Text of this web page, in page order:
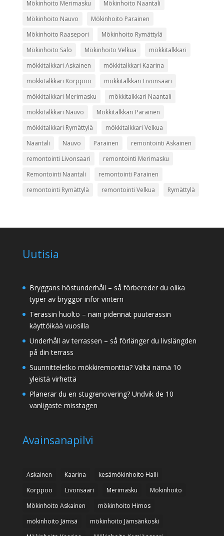
Mökinhoito Merimasku
Mökinhoito Naantali
Mökinhoito Nauvo
Mökinhoito Parainen
Mökinhoito Raasepori
Mökinhoito Rymättylä
Mökinhoito Salo
Mökinhoito Velkua
mökkitalkkari
mökkitalkkari Askainen
mökkitalkkari Kaarina
mökkitalkkari Korppoo
mökkitalkkari Livonsaari
mökkitalkkari Merimasku
mökkitalkkari Naantali
mökkitalkkari Nauvo
Mökkitalkkari Parainen
mökkitalkkari Rymättylä
mökkitalkkari Velkua
Naantali
Nauvo Parainen
remontointi Askainen
remontointi Livonsaari
remontointi Merimasku
Remontointi Naantali
remontointi Parainen
remontointi Rymättylä
remontointi Velkua Rymättylä
Uutisia
Bryggans höstunderhåll – så förbereder du olika
typer av bryggor inför vintern
Terassin huolto – näin pidennät puuterassin
käyttöikää vuosilla
Underhåll av terrassen – så förlänger du livslängden
på din terrass
Suunnitteletko mökkiremonttia? Vältä nämä 10
yleistä virhettä
Planerar du en stugrenovering? Undvik de 10
vanligaste misstagen
Avainsanapilvi
Askainen Kaarina
kesämökinhoito Halli
Korppoo
Livonsaari Merimasku
Mökinhoito
Mökinhoito Askainen
mökinhoito Himos
mökinhoito Jämsä
mökinhoito Jämsänkoski